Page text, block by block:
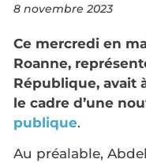
8 novembre 2023
Ce mercredi en
Roanne,
République, avait
le cadre d’une
publique.
Au préalable,